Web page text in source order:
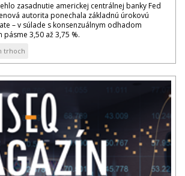
zasadnutie americkej centrálnej banky Fed
autorita ponechala základnú úrokovú
– v súlade s konsenzuálnym odhadom
3,50 až 3,75 %.
trhoch